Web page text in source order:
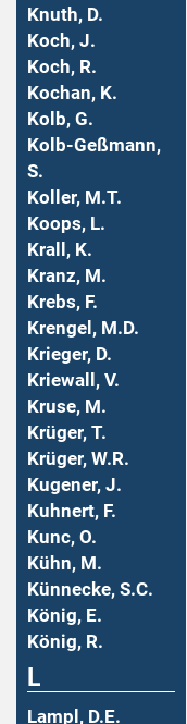
Knuth, D.
Koch, J.
Koch, R.
Kochan, K.
Kolb, G.
Kolb-Geßmann,
S.
Koller, M.T.
Koops, L.
Krall, K.
Kranz, M.
Krebs, F.
Krengel, M.D.
Krieger, D.
Kriewall, V.
Kruse, M.
Krüger, T.
Krüger, W.R.
Kugener, J.
Kuhnert, F.
Kunc, O.
Kühn, M.
Künnecke, S.C.
König, E.
König, R.
L
Lampl, D.E.